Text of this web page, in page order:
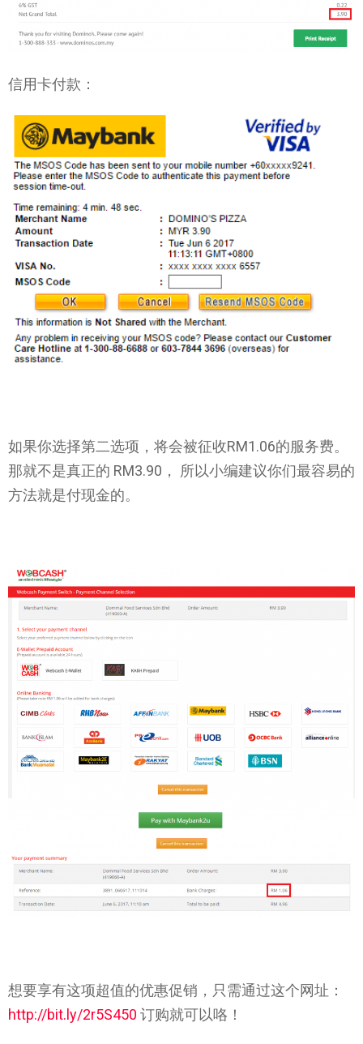
信用卡付款：
如果你选择第二选项，将会被征收RM1.06的服务费。
那就不是真正的 RM3.90， 所以小编建议你们最容易的
方法就是付现金的。
想要享有这项超值的优惠促销，只需通过这个网址：
http://bit.ly/2r5S450 订购就可以咯！